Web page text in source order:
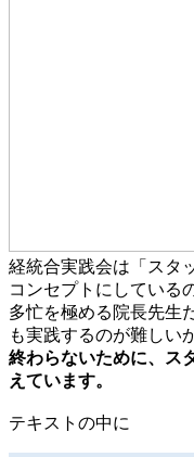
経統合実践会は「スタ
コンセプトにしている
多忙を極める院長先生
も実践するのが難しい
終わらないために、ス
えています。
テキストの中に